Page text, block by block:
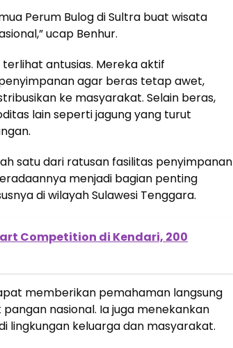
Perum Bulog di Sultra buat wisata
ucap Benhur.
antusias. Mereka aktif
agar beras tetap awet,
ke masyarakat. Selain beras,
lain seperti jagung yang turut
satu dari ratusan fasilitas penyimpanan
menjadi bagian penting
di wilayah Sulawesi Tenggara.
Competition di Kendari, 200
memberikan pemahaman langsung
nasional. Ia juga menekankan
lingkungan keluarga dan masyarakat.